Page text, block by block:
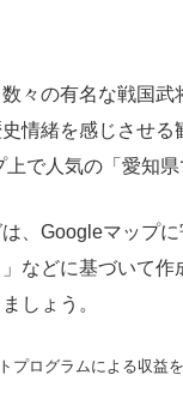
の話題
々の有名な戦国武
情緒を感じさせ
で人気の「愛知
、Googleマップ
などに基づいて
しょう。
プログラムによる収益